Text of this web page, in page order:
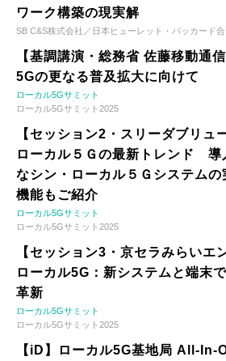
ワーク構築の現実解
SB C&S株式会社／日本ヒューレット・パッカード
【基調講演・総務省 佐藤移動通
5Gの更なる普及拡大に向けて
ローカル5Gサミット
ローカル5Gサミット2025
【セッション2・スリーダブリュ
ローカル５Ｇの最新トレンド 導
なシン・ローカル５Ｇシステム
機能もご紹介
ローカル5Gサミット
ローカル5Gサミット2025
【セッション3・京セラみらいエ
ローカル5G：新システムと端末
革新
ローカル5Gサミット
ローカル5Gサミット2025
【iD】ローカル5G基地局 All-In-